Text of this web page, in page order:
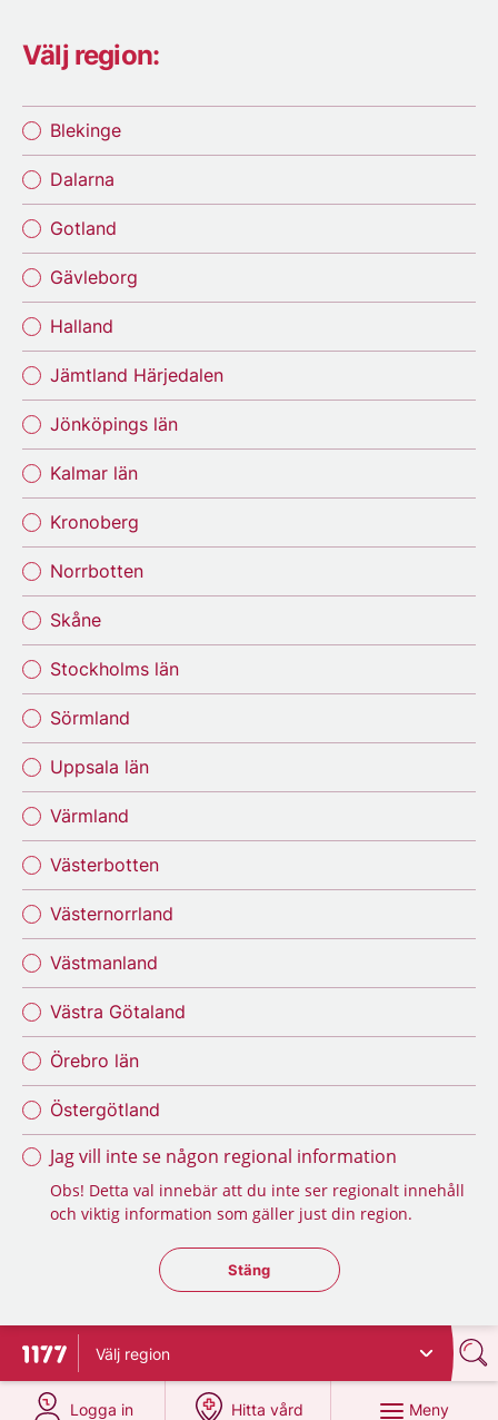
Välj region:
Blekinge
Dalarna
Gotland
Gävleborg
Halland
Jämtland Härjedalen
Jönköpings län
Kalmar län
Kronoberg
Norrbotten
Skåne
Stockholms län
Sörmland
Uppsala län
Värmland
Västerbotten
Västernorrland
Västmanland
Västra Götaland
Örebro län
Östergötland
Jag vill inte se någon regional information
Obs! Detta val innebär att du inte ser regionalt innehåll
och viktig information som gäller just din region.
Stäng regionsväljaren
Stäng
Till startsidan för 1177
Välj region
Logga in
på 1177.se
Hitta vård
på 1177.se
Meny